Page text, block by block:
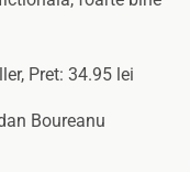
Pret: 34.95 lei
Boureanu